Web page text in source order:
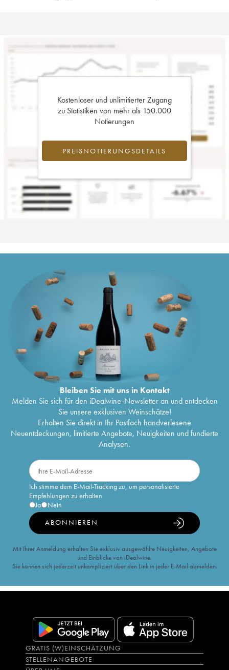
Kostenloser und unlimitierter Zugang
zu Statistiken von mehr als 150.000
Notierungen
PREISNOTIERUNGSDETAILS
Bleiben Sie mit uns in Kontakt
Melden Sie sich für den iDealwine-Newsletter an und entdecken
Sie unsere exklusiven Weinschätze!
Erhalten Sie direkt in Ihr Postfach handverlesene
Neuentdeckungen, limitierte Angebote, Neuigkeiten und fundierte
Analysen.
Ich stimme dem E-Mail-Tracking zu, um personalisierte
Empfehlungen zu erhalten
Ja
Nein
ABONNIEREN
Mit Ihrer Anmeldung erhalten Sie exklusiv ausgewählte Neuigkeiten, Angebote
und Einblicke von iDealwine.
Sie können sich jederzeit unkompliziert über den Link in jeder E-Mail abmelden.
GRATIS (W)EINSCHÄTZUNG
STELLENANGEBOTE